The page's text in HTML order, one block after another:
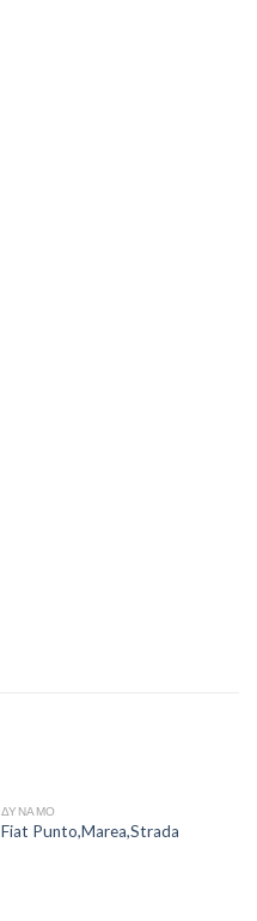
ΔΥΝΑΜΟ
Fiat Punto,Marea,Strada